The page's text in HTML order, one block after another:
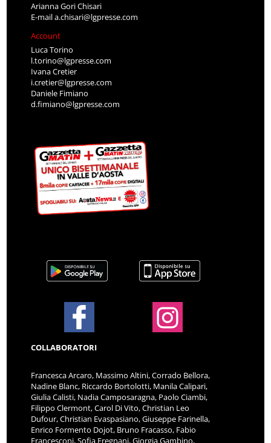
Arianna Gori Chisari
E-maila.chisari@lgpresse.com
Account
Luca Torino
l.torino@lgpresse.com
Ivana Cretier
i.cretier@lgpresse.com
Daniele Fimiano
d.fimiano@lgpresse.com
COLLABORATORI
Francesca Arcaro, Massimo Altini, Corrado Bellora,
Nadine Blanc, Riccardo Bortolotti, Manila Calipari,
Giulia Calisti, Nadia Camposaragna, Paolo Ciambi,
Filippo Clermont, Carol Di Vito, Christian Leo
Dufour, Christian Evaspasiano, Giuseppe Farinella,
Enrico Formento Dojot, Bruno Fracasso, Fabio
Francesconi, Sofia Fregnani, Giorgia Gambino,